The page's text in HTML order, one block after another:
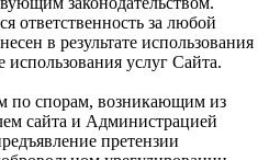
ответственность за любой
в результате использования
услуг Сайта.
по спорам, возникающим из
сайта и Администрацией
претензии